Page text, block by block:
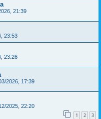
21:39
23:53
23:26
2026, 17:39
2025, 22:20
1 2 3